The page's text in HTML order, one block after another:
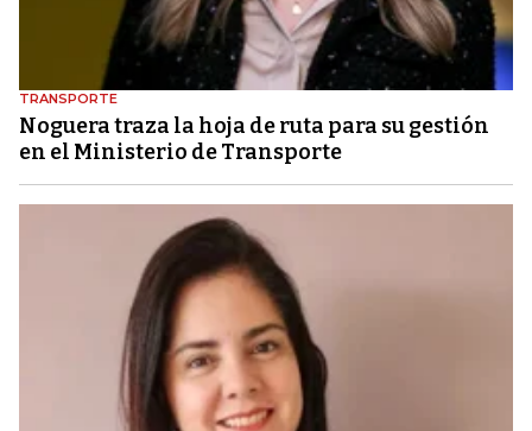
TRANSPORTE
Noguera traza la hoja de ruta para su gestión
en el Ministerio de Transporte